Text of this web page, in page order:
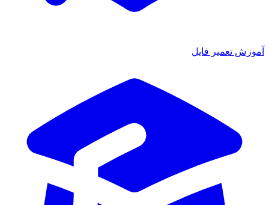
آموزش تعمیر فایل